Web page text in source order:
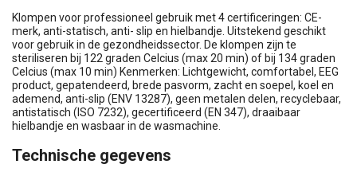
Klompen voor professioneel gebruik met 4 certificeringen: CE-
merk, anti-statisch, anti- slip en hielbandje. Uitstekend geschikt
voor gebruik in de gezondheidssector. De klompen zijn te
steriliseren bij 122 graden Celcius (max 20 min) of bij 134 graden
Celcius (max 10 min) Kenmerken: Lichtgewicht, comfortabel, EEG
product, gepatendeerd, brede pasvorm, zacht en soepel, koel en
ademend, anti-slip (ENV 13287), geen metalen delen, recyclebaar,
antistatisch (ISO 7232), gecertificeerd (EN 347), draaibaar
hielbandje en wasbaar in de wasmachine.
Technische gegevens